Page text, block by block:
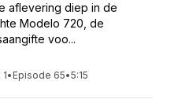
aflevering diep in de
Modelo 720, de
voo...
• Episode 65•5:15